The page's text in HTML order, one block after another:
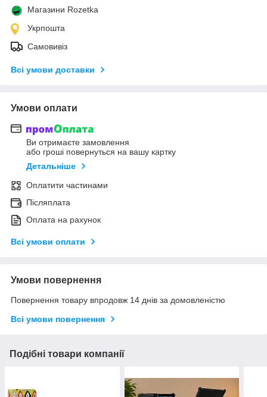
Магазини Rozetka
Укрпошта
Самовивіз
Всі умови доставки
Умови оплати
Ви отримаєте замовлення
або гроші повернуться на вашу картку
Детальніше
Оплатити частинами
Післяплата
Оплата на рахунок
Всі умови оплати
Умови повернення
Повернення товару впродовж 14 днів за домовленістю
Всі умови повернення
Подібні товари компанії